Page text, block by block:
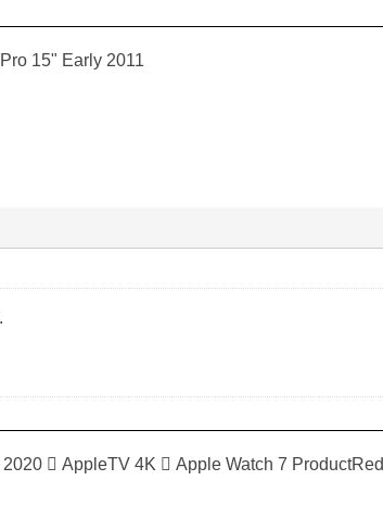
15" Early 2011
 AppleTV 4K  Apple Watch 7 ProductRed